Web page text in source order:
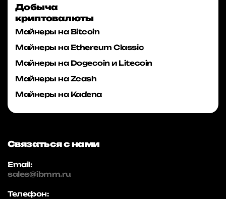
Добыча
криптовалюты
Майнеры на Bitcoin
Майнеры на Ethereum Classic
Майнеры на Dogecoin и Litecoin
Майнеры на Zcash
Майнеры на Kadena
Связаться с нами
Email:
sales@ibmm.ru
Телефон: